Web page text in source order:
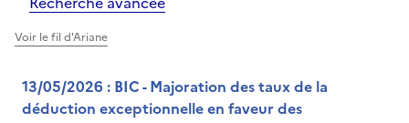
recherche
Voir le fil d'Ariane
13/05/2026 : BIC - Majoration des taux de la
déduction exceptionnelle en faveur des